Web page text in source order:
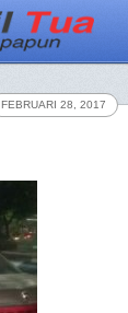
FEBRUARI 28, 2017